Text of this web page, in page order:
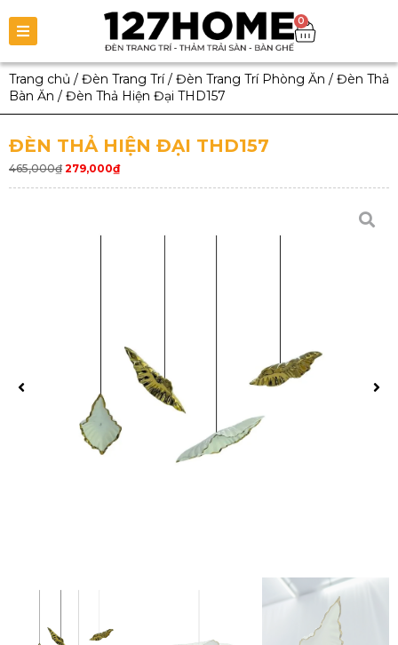
0
Trang chủ / Đèn Trang Trí/ Đèn Trang Trí Phòng Ăn / Đèn Thả
Bàn Ăn / Đèn Thả Hiện Đại THD157
ĐÈN THẢ HIỆN ĐẠI THD157
465,000₫ 279,000₫